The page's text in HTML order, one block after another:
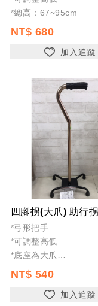
*總高：67~95cm
NT$ 680
加入追蹤
*弓形把手
*可調整高低
*底座為大爪
*總高：82~105cm
NT$ 540
加入追蹤